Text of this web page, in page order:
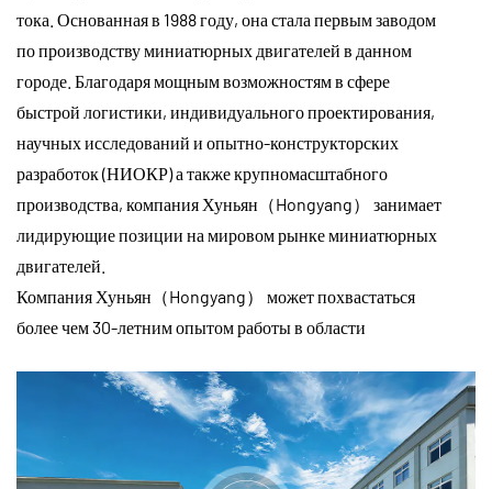
Услуги
Новости
Контакт
тока. Основанная в 1988 году, она стала первым заводом
по производству миниатюрных двигателей в данном
городе. Благодаря мощным возможностям в сфере
быстрой логистики, индивидуального проектирования,
научных исследований и опытно-конструкторских
разработок (НИОКР) а также крупномасштабного
производства, компания Хуньян（Hongyang） занимает
лидирующие позиции на мировом рынке миниатюрных
двигателей.
Компания Хуньян（Hongyang） может похвастаться
более чем 30-летним опытом работы в области
испытательными лабораториями и современными
производственными мощностями. Наша полная
промышленная цепочка, поддерживаемая сотнями
высококвалифицированных технических специалистов,